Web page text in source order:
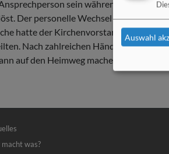
sein während der
Der personelle Wechsel markiert
hatte der Kirchenvorstand im
Nach zahlreichen Händedrucken,
auf den Heimweg machen, hinein in
was?
Auswahl